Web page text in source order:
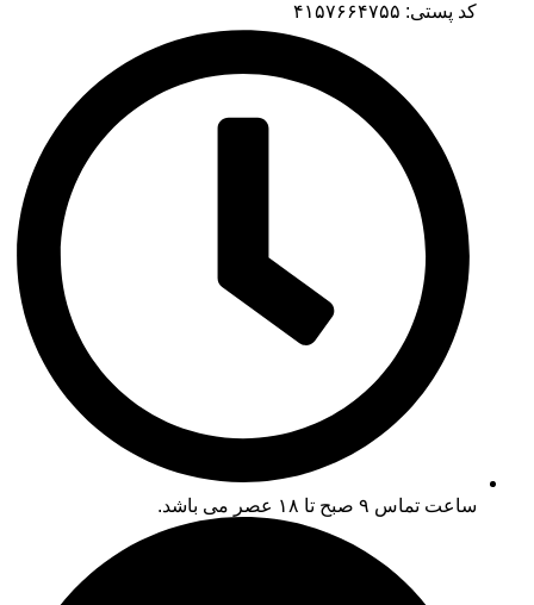
کد پستی: ۴۱۵۷۶۶۴۷۵۵
ساعت تماس ۹ صبح تا ۱۸ عصر می باشد.